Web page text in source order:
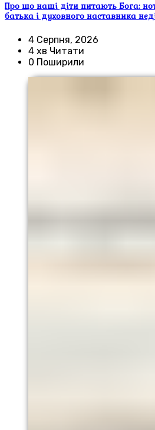
Про що наші діти питають Бога:
батька і духовного наставника
4 Серпня, 2026
4 хв Читати
0 Поширили